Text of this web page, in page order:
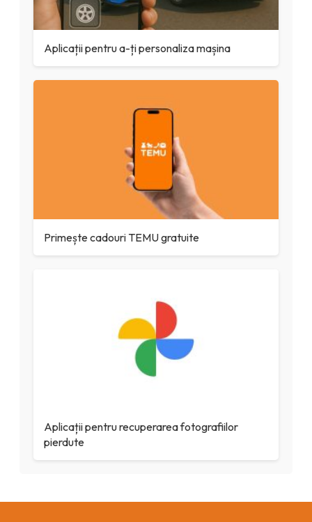
Aplicații pentru a-ți personaliza mașina
Primește cadouri TEMU gratuite
Aplicații pentru recuperarea fotografiilor
pierdute